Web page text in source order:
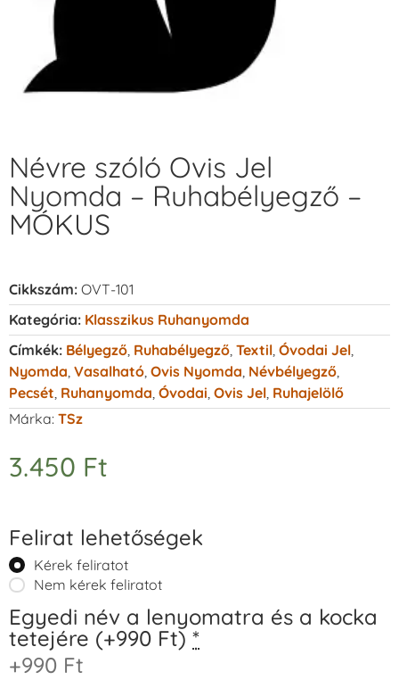
Névre szóló Ovis Jel
Nyomda – Ruhabélyegző –
MÓKUS
Cikkszám: OVT-101
Kategória: Klasszikus Ruhanyomda
Címkék: Bélyegző, Ruhabélyegző, Textil, Óvodai Jel,
Nyomda, Vasalható, Ovis Nyomda, Névbélyegző,
Pecsét, Ruhanyomda, Óvodai, Ovis Jel, Ruhajelölő
Márka: TSz
3.450 Ft
Felirat lehetőségek
Kérek feliratot
Nem kérek feliratot
Egyedi név a lenyomatra és a kocka
tetejére (+990 Ft) *
+990 Ft